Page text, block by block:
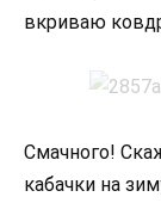
вкриваю
Смачного!
кабачки на